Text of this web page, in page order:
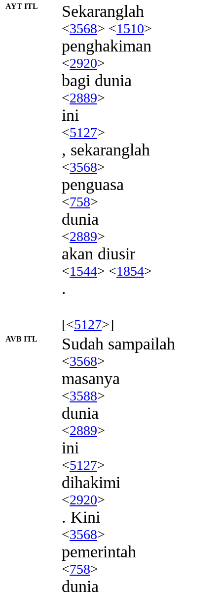
AYT ITL Sekaranglah
<3568> <1510>
penghakiman
<2920>
bagi dunia
<2889>
ini
<5127>
, sekaranglah
<3568>
penguasa
<758>
dunia
<2889>
akan diusir
<1544> <1854>
.
[<5127>]
AVB ITL Sudah sampailah
<3568>
masanya
<3588>
dunia
<2889>
ini
<5127>
dihakimi
<2920>
. Kini
<3568>
pemerintah
<758>
dunia